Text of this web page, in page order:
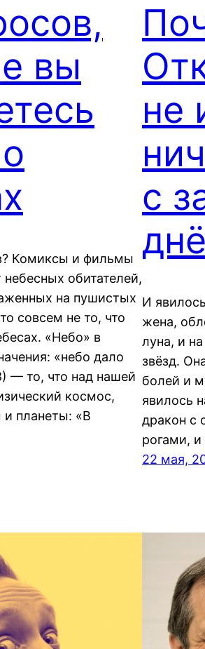
вы
Комиксы и фильмы
обитателей,
на пушистых
совсем не то, что
«Небо» в
«небо дало
— то, что над нашей
космос,
планеты: «В
не
с
И
жена,
луна, и
звёзд.
болей и
явилось
дракон с
рогами,
22 мая,